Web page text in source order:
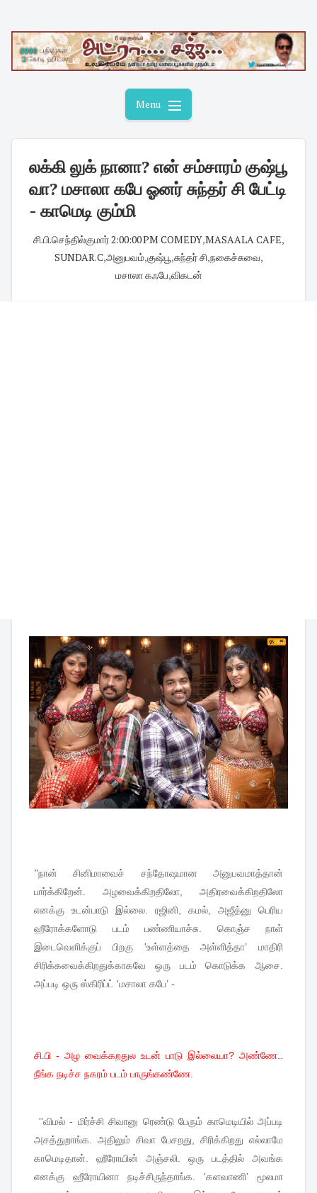
content
Menu
லக்கி லுக் நானா? என் சம்சாரம் குஷ்பூ
வா? மசாலா கபே ஓனர் சுந்தர் சி பேட்டி
- காமெடி கும்மி
சி.பி.செந்தில்குமார்·2:00:00 PM COMEDY,MASAALA CAFE,
SUNDAR.C,அனுபவம்,குஷ்பூ,சுந்தர் சி,நகைச்சுவை,
மசாலா கஃபே,விகடன்
''நான் சினிமாவைச் சந்தோஷமான
அனுபவமாத்தான்
பார்க்கிறேன். அழவைக்கிறதிலோ, அதிரவைக்கிறதிலோ
எனக்கு
உடன்பாடு இல்லை. ரஜினி, கமல், அஜீத்னு
பெரிய
ஹீரோக்களோடு
படம் பண்ணியாச்சு. கொஞ்ச
நாள்
இடைவெளிக்குப்
பிறகு'உள்ளத்தை அள்ளித்தா’ மாதிரி
சிரிக்கவைக்கிறதுக்காகவே
ஒரு படம் கொடுக்க ஆசை.
அப்படி ஒரு ஸ்கிரிப்ட் 'மசாலா கபே’ -
சி.பி - அழ வைக்கறதுல உடன் பாடு இல்லையா? அண்ணே..
நீங்க நடிச்ச நகரம் படம் பாருங்கண்ணே.
''விமல்- மிர்ச்சி சிவானு ரெண்டு பேரும் காமெடியில் அப்படி
அசத்துறாங்க. அதிலும் சிவா பேசறது, சிரிக்கிறது எல்லாமே
காமெடிதான். ஹீரோயின் அஞ்சலி. ஒரு படத்தில்
அவங்க
எனக்கு
ஹீரோயினா நடிச்சிருந்தாங்க. 'களவாணி’ மூலமா